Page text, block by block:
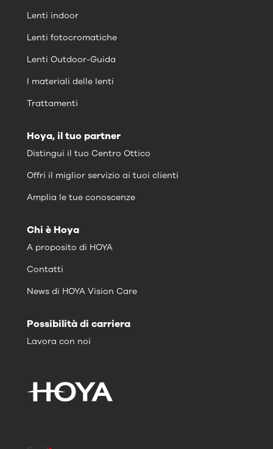
Lenti indoor
Lenti fotocromatiche
Lenti Outdoor-Guida
I materiali delle lenti
Trattamenti
Hoya, il tuo partner
Distingui il tuo Centro Ottico
Offri il miglior servizio ai tuoi clienti
Amplia le tue conoscenze
Chi è Hoya
A proposito di HOYA
Contatti
News di HOYA Vision Care
Possibilità di carriera
Lavora con noi